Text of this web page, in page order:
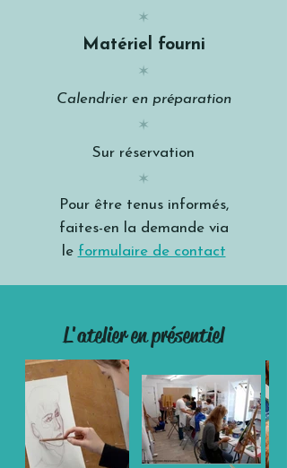
✶
Matériel fourni
✶
Calendrier en préparation
✶
Sur réservation
✶
Pour être tenus informés,
faites-en la demande via
le formulaire de contact
L'atelier en présentiel